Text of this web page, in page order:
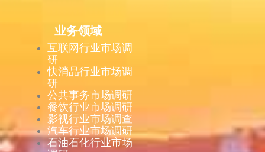
业务领域
互联网行业市场调
研
快消品行业市场调
研
公共事务市场调研
餐饮行业市场调研
影视行业市场调查
汽车行业市场调研
石油石化行业市场